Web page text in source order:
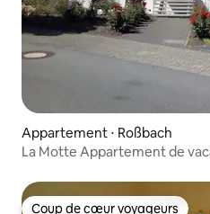
Appartement ⋅ Roßbach
La Motte Appartement de
Coup de cœur voyageurs